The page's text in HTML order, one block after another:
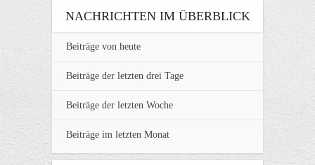
NACHRICHTEN IM ÜBERBLICK
Beiträge von heute
Beiträge der letzten drei Tage
Beiträge der letzten Woche
Beiträge im letzten Monat